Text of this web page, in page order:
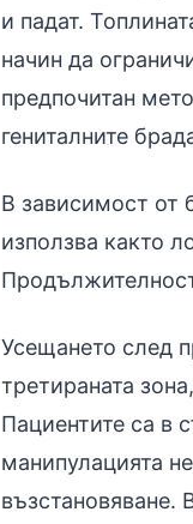
и падат.
начин да
предпочитан
гениталните
В зависимост от
използва както
Усещането след
третираната
Пациентите са в
манипулацията
възстановяване.